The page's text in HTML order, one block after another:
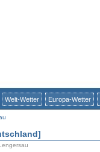
Welt-Wetter Europa-Wetter